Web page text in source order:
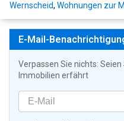
Wernscheid, Wohnungen zur
E-Mail-
Verpassen Sie nichts:
Immobilien erfährt